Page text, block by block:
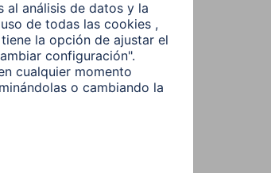
buscas?
Buscar entre todos
nuestros
productos